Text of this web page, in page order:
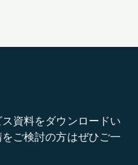
資料をダウンロードい
ご検討の方はぜひご一